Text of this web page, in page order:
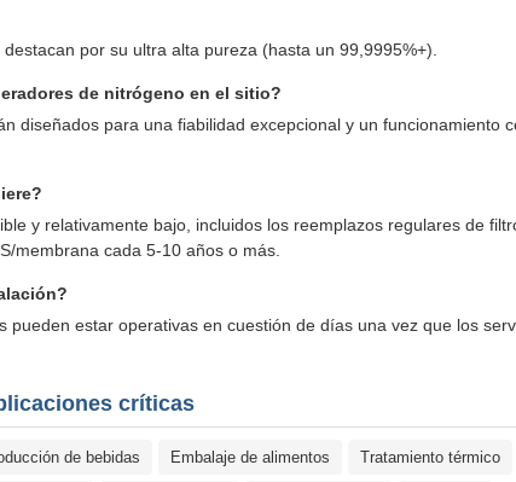
por su ultra alta pureza (hasta un 99,9995%+).
de nitrógeno en el sitio?
diseñados para una fiabilidad excepcional y un funcionamiento
y relativamente bajo, incluidos los reemplazos regulares de
membrana cada 5-10 años o más.
pueden estar operativas en cuestión de días una vez que los
críticas
de bebidas Embalaje de alimentos Tratamiento térmico